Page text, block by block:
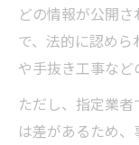
どの情報が公開
で、法的に認め
や手抜き工事など
ただし、指定業
は差があるため